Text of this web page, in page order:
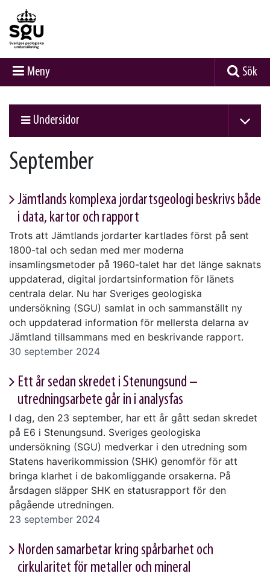
Meny Sök
Undersidor
September
Jämtlands komplexa jordartsgeologi beskrivs både
i data, kartor och rapport
Trots att Jämtlands jordarter kartlades först på sent
1800-tal och sedan med mer moderna
insamlingsmetoder på 1960-talet har det länge saknats
uppdaterad, digital jordartsinformation för länets
centrala delar. Nu har Sveriges geologiska
undersökning (SGU) samlat in och sammanställt ny
och uppdaterad information för mellersta delarna av
Jämtland tillsammans med en beskrivande rapport.
30 september 2024
Ett år sedan skredet i Stenungsund –
utredningsarbete går in i analysfas
I dag, den 23 september, har ett år gått sedan skredet
på E6 i Stenungsund. Sveriges geologiska
undersökning (SGU) medverkar i den utredning som
Statens haverikommission (SHK) genomför för att
bringa klarhet i de bakomliggande orsakerna. På
årsdagen släpper SHK en statusrapport för den
pågående utredningen.
23 september 2024
Norden samarbetar kring spårbarhet och
cirkularitet för metaller och mineral